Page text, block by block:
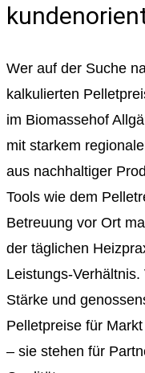
Wer auf der Suche
kalkulierten
im Biomassehof
mit starkem
aus nachhaltiger
Tools wie dem
Betreuung vor Ort
der täglichen
Leistungs-
Stärke und
Pelletpreise für
– sie stehen für